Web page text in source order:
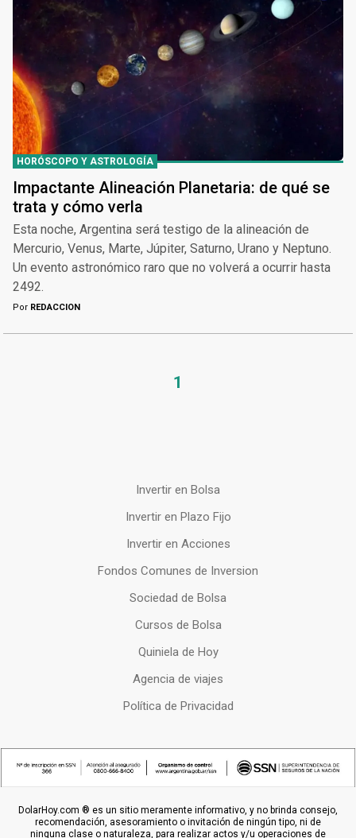
HORÓSCOPO Y ASTROLOGÍA
Impactante Alineación Planetaria: de qué se
trata y cómo verla
Esta noche, Argentina será testigo de la alineación de
Mercurio, Venus, Marte, Júpiter, Saturno, Urano y Neptuno.
Un evento astronómico raro que no volverá a ocurrir hasta
2492.
Por REDACCION
1
Invertir en Bolsa
Invertir en Plazo Fijo
Invertir en Acciones
Fondos Comunes de Inversion
Sociedad de Bolsa
Cursos de Bolsa
Quiniela de Hoy
Agencia de viajes
Política de Privacidad
DolarHoy.com ® es un sitio meramente informativo, y no brinda consejo,
recomendación, asesoramiento o invitación de ningún tipo, ni de
ninguna clase o naturaleza, para realizar actos y/u operaciones de